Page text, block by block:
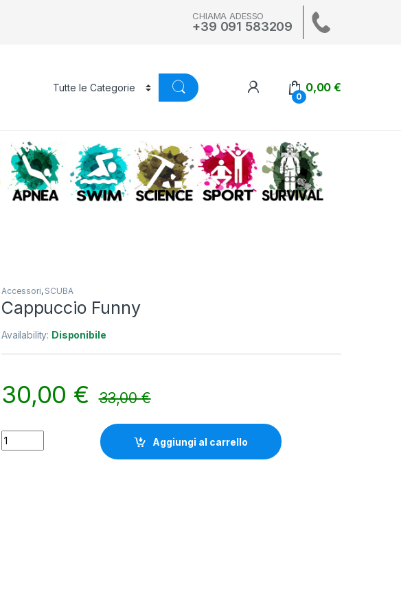
CHIAMA ADESSO
+39 091 583209
0
0,00€
SAIL APNEA SWIM SCIENCE ALTRI SPORT
Accessori, SCUBA
Cappuccio Funny
Availability: Disponibile
30,00 € 33,00€
Cappuccio Funny quantity
Aggiungi al carrello